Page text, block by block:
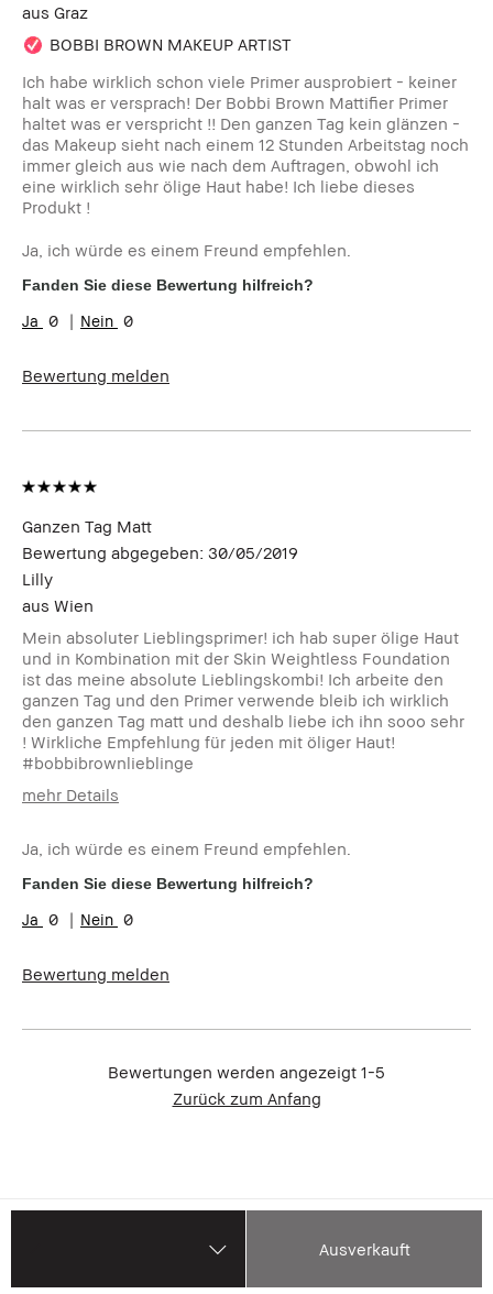
aus Graz
BOBBI BROWN MAKEUP ARTIST
Ich habe wirklich schon viele Primer ausprobiert - keiner
halt was er versprach! Der Bobbi Brown Mattifier Primer
haltet was er verspricht !! Den ganzen Tag kein glänzen -
das Makeup sieht nach einem 12 Stunden Arbeitstag noch
immer gleich aus wie nach dem Auftragen, obwohl ich
eine wirklich sehr ölige Haut habe! Ich liebe dieses
Produkt !
Ja, ich würde es einem Freund empfehlen.
Fanden Sie diese Bewertung hilfreich?
0 0
Bewertung melden
Ganzen Tag Matt
Bewertung abgegeben: 30/05/2019
Lilly
aus Wien
Mein absoluter Lieblingsprimer! ich hab super ölige Haut
und in Kombination mit der Skin Weightless Foundation
ist das meine absolute Lieblingskombi! Ich arbeite den
ganzen Tag und den Primer verwende bleib ich wirklich
den ganzen Tag matt und deshalb liebe ich ihn sooo sehr
! Wirkliche Empfehlung für jeden mit öliger Haut!
#bobbibrownlieblinge
mehr Details
Sie?
Hell - Mittel
Produktvorteile:
Ja, ich würde es einem Freund empfehlen.
Fanden Sie diese Bewertung hilfreich?
0 0
Bewertung melden
Bewertungen werden angezeigt 1-5
Zurück zum Anfang
Ausverkauft